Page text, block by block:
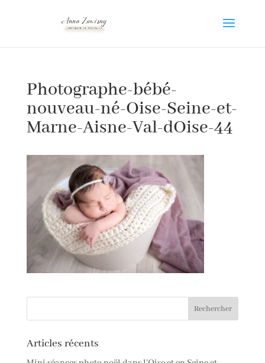
Photographe-bébé-
nouveau-né-Oise-Seine-et-
Marne-Aisne-Val-dOise-44
Articles récents